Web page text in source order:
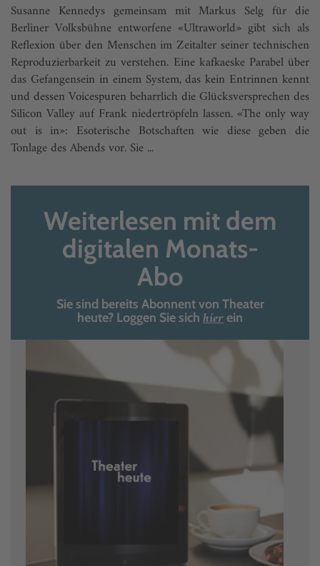
Susanne Kennedys gemeinsam mit Markus Selg für die
Berliner Volksbühne entworfene «Ultraworld» gibt sich als
Reflexion über den Menschen im Zeitalter seiner technischen
Reproduzierbarkeit zu verstehen. Eine kafkaeske Parabel über
das Gefangensein in einem System, das kein Entrinnen kennt
und dessen Voicespuren beharrlich die Glücksversprechen des
Silicon Valley auf Frank niedertröpfeln lassen. «The only way
out is in»: Esoterische Botschaften wie diese geben die
Tonlage des Abends vor. Sie ...
Weiterlesen mit dem
digitalen Monats-
Abo
Sie sind bereits Abonnent von Theater
heute? Loggen Sie sich hierein